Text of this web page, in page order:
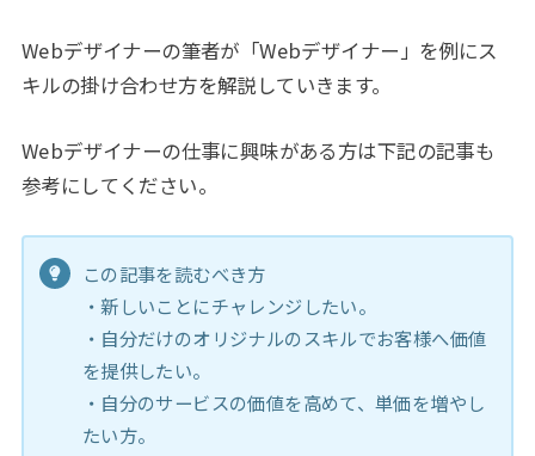
Webデザイナーの筆者が「Webデザイナー」を例にス
キルの掛け合わせ方を解説していきます。
Webデザイナーの仕事に興味がある方は下記の記事も
参考にしてください。
この記事を読むべき方
・新しいことにチャレンジしたい。
・自分だけのオリジナルのスキルでお客様へ価値
を提供したい。
・自分のサービスの価値を高めて、単価を増やし
たい方。